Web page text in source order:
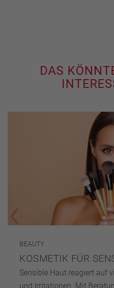
DAS
BEAUTY
KOSMETIK FÜR
Sensible Haut reagiert auf
und Irritationen. Mit